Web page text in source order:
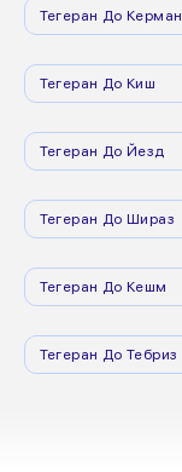
Тегеран До Керман
Тегеран До Киш
Тегеран До Йезд
Тегеран До Шираз
Тегеран До Кешм
Тегеран До Тебриз